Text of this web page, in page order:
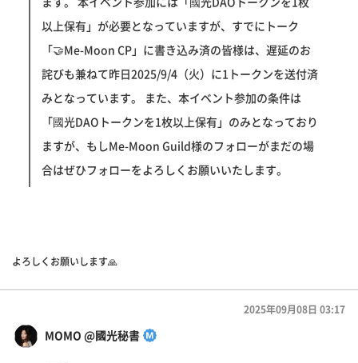
以上保有」が必要となっていますが、すでにトーク
「🤝Me-Moon CP」に書き込み済の皆様は、遅延のお
詫びも兼ねて昨日2025/9/4（火）に1トークンを送付済
みとなっています。 また、本イベント参加の条件は
「國光DAOトークンを1枚以上保有」のみとなっており
ますが、もしMe-Moon Guild様のフォローがまだの場
合はぜひフォローをよろしくお願いいたします。
よろしくお願いします🙏
MOMO @國光秘書
2025年09月08日 03:17